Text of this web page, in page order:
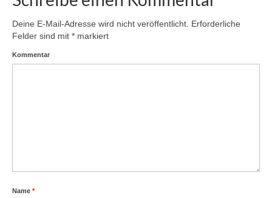
Deine E-Mail-Adresse wird nicht veröffentlicht. Erforderliche
Felder sind mit * markiert
Kommentar
Name *